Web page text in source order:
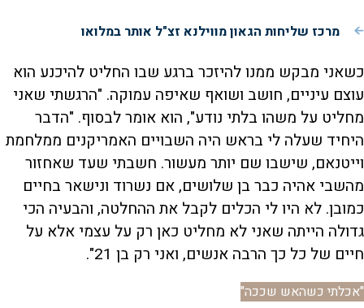
מרכז שליחות הגאון מווילנא זצ"ל אותר במלואו
כשאני מבקש ממנו להיזכר ברגע שבו החליט להיכנע הוא
עוצם עיניים, חושב ושואף שאיפה עמוקה. "הרגשתי שאני
מחליט על משהו בלתי נודע", הוא אומר לבסוף. "הדבר
היחיד שעלה לי בראש היה השבויים האמריקנים ממלחמת
וייטנאם, שישבו שם יותר מעשור. חשבתי שעד שאחזור
מהשבי אהיה כבר בן שלושים, אם נשרוד ונישאר בחיים
כמובן. לא היו לי הכלים לקבל את ההחלטה, והבעיה הכי
גדולה הייתה שאני לא מחליט כאן רק על עצמי אלא על
חיים של כל כך הרבה אנשים, ואני רק בן 21".
"אכלתי כשהאש שככה"